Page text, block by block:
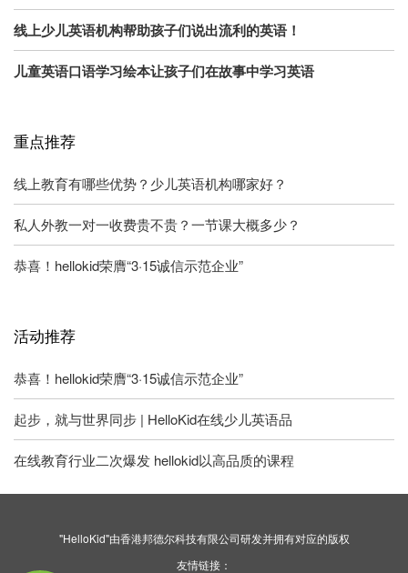
线上少儿英语机构帮助孩子们说出流利的英语！
儿童英语口语学习绘本让孩子们在故事中学习英语
重点推荐
线上教育有哪些优势？少儿英语机构哪家好？
私人外教一对一收费贵不贵？一节课大概多少？
恭喜！hellokid荣膺“3·15诚信示范企业”
活动推荐
恭喜！hellokid荣膺“3·15诚信示范企业”
起步，就与世界同步 | HelloKid在线少儿英语品
在线教育行业二次爆发 hellokid以高品质的课程
"HelloKid"由香港邦德尔科技有限公司研发并拥有对应的版权
友情链接：